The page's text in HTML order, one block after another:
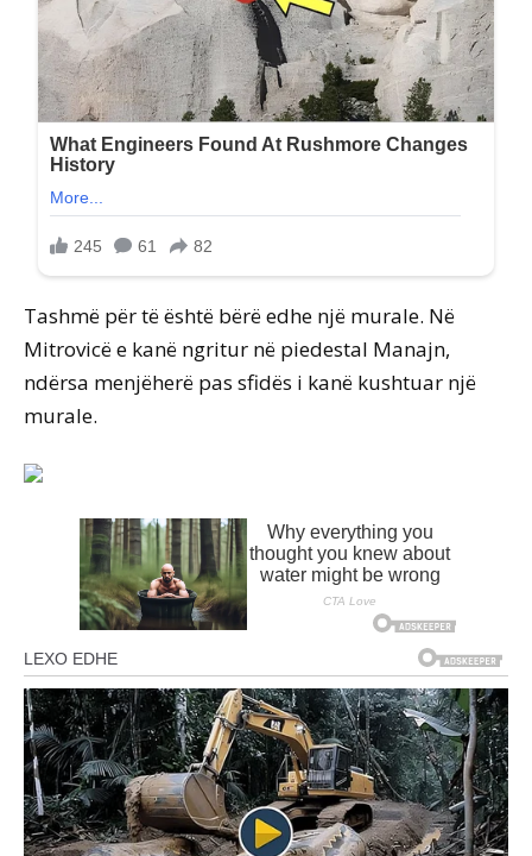
Tashmë për të është bërë edhe një murale. Në
Mitrovicë e kanë ngritur në piedestal Manajn,
ndërsa menjëherë pas sfidës i kanë kushtuar një
murale.